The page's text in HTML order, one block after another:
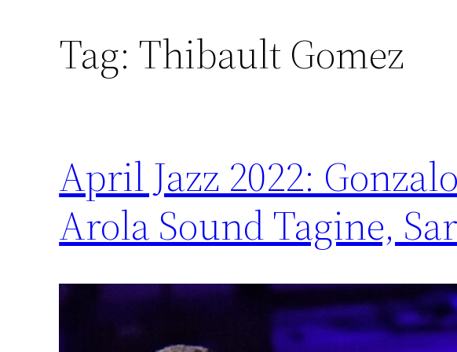
Tag: Thibault Gomez
April Jazz 2022:
Arola Sound Tagine,